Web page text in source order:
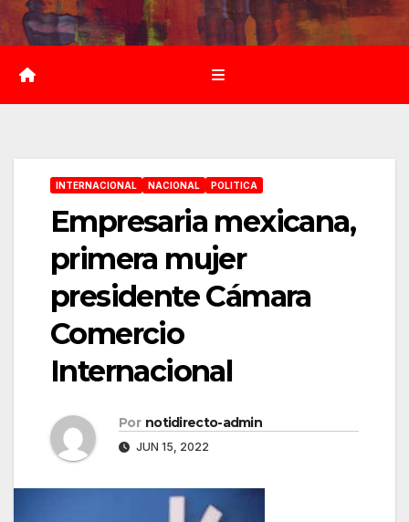
Saltar
al
contenido
INTERNACIONAL NACIONAL POLITICA
Empresaria mexicana,
primera mujer
presidente Cámara
Comercio
Internacional
Por notidirecto-admin
JUN 15, 2022